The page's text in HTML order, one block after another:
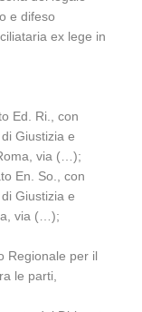
e difeso
ex lege in
Ed. Ri., con
Giustizia e
via (…);
En. So., con
Giustizia e
via (…);
Regionale per il
le parti,